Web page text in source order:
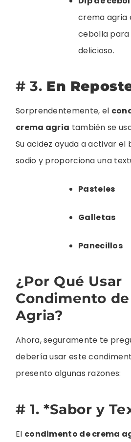
crema agria
cebolla para
delicioso.
# 3. En
Sorprendentemente, el
crema agria también se
Su acidez ayuda a activar
sodio y proporciona una
Pasteles
Galletas
Panecillos
¿Por Qué Usar
Condimento
Agria?
Ahora, seguramente te
debería usar este
presento algunas razones:
# 1. *Sabor y
El condimento de crema